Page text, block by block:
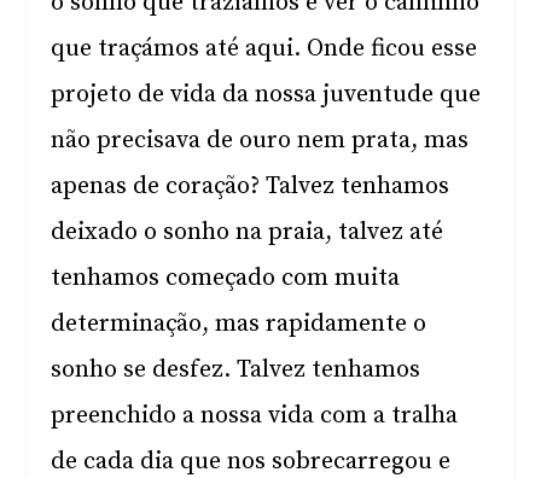
que traçámos até aqui. Onde ficou esse
projeto de vida da nossa juventude que
não precisava de ouro nem prata, mas
apenas de coração? Talvez tenhamos
deixado o sonho na praia, talvez até
tenhamos começado com muita
determinação, mas rapidamente o
sonho se desfez. Talvez tenhamos
preenchido a nossa vida com a tralha
de cada dia que nos sobrecarregou e